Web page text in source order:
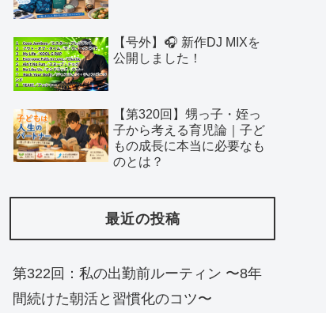
【号外】🎧 新作DJ MIXを
公開しました！
【第320回】甥っ子・姪っ
子から考える育児論｜子ど
もの成長に本当に必要なも
のとは？
最近の投稿
第322回：私の出勤前ルーティン 〜8年
間続けた朝活と習慣化のコツ〜